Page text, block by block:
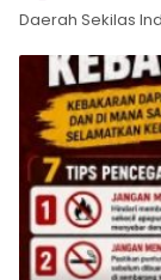
Daerah Sekilas